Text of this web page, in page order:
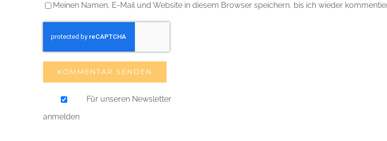
Meinen Namen, E-Mail und Website in diesem Browser speichern, bis ich wieder
Für unseren Newsletter
anmelden